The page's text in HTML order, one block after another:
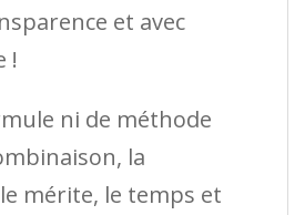
et avec
!
ni de méthode
la
mérite, le temps et